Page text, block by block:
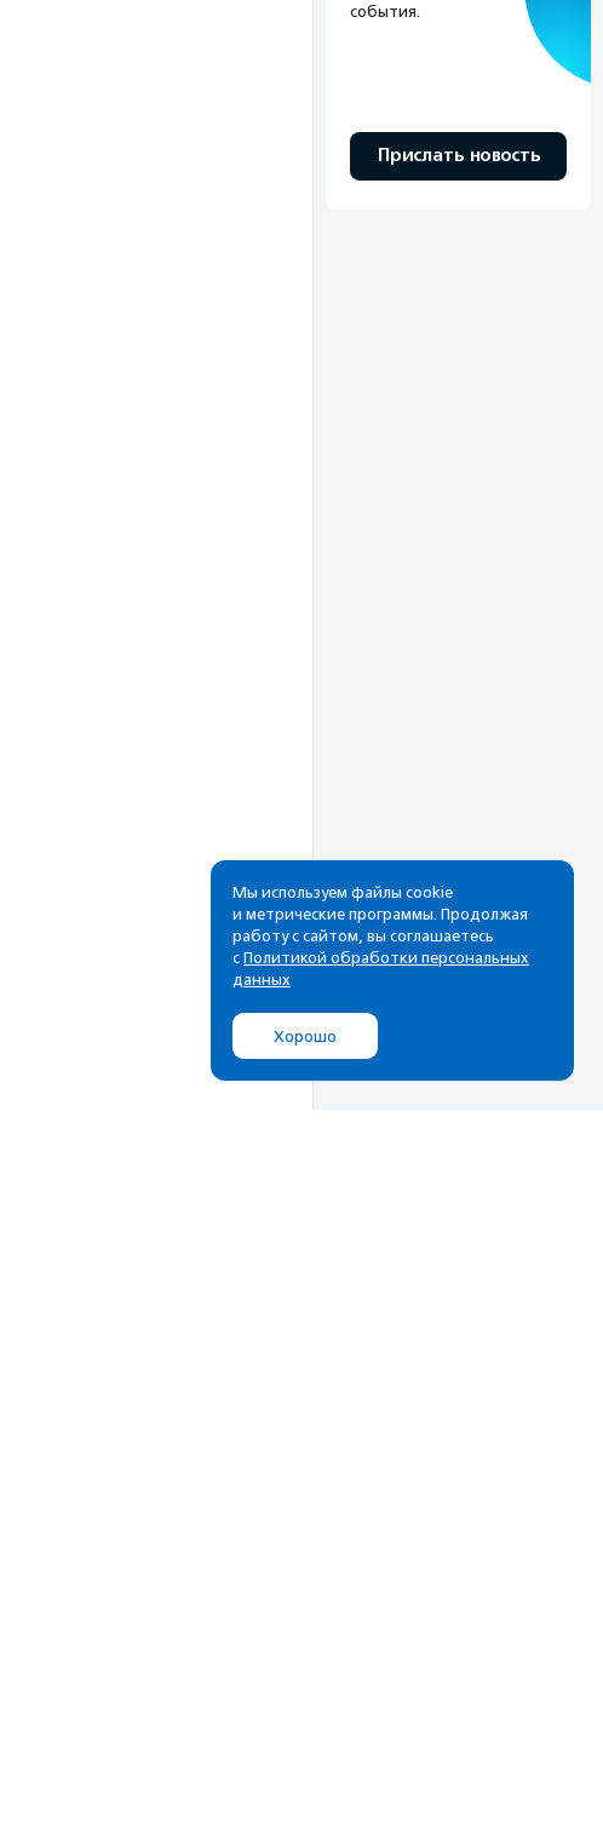
события.
Прислать новость
Рассылка
Cамые свежие новости,
почтовом ящике
Мы используем файлы cookie
и метрические программы. Продолжая
работу с сайтом, вы соглашаетесь
с Политикой обработки персональных
данных
Хорошо